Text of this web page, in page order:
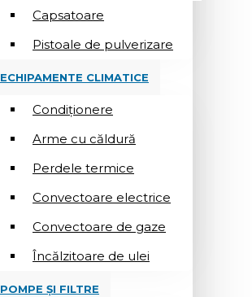
Capsatoare
Pistoale de pulverizare
ECHIPAMENTE CLIMATICE
Condiționere
Arme cu căldură
Perdele termice
Convectoare electrice
Convectoare de gaze
Încălzitoare de ulei
POMPE ȘI FILTRE